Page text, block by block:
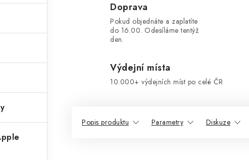
Doprava
Pokud objednáte a zaplatíte
do 16.00. Odesíláme tentýž
den.
Výdejní místa
10.000+ výdejních míst po celé ČR
Popis produktu Parametry Diskuze